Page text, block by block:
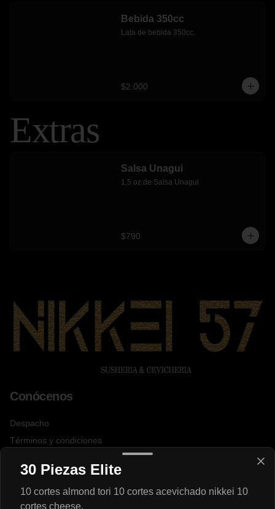
Bebida 350cc
Lata de bebida 350cc.
$2.000
Extras
Salsa Unagui
1,5 oz de Salsa Unagui
$790
Conócenos
Despacho
Términos y condiciones
Redes sociales
30 Piezas Elite
10 cortes almond tori 10 cortes acevichado nikkei 10
cortes cheese.